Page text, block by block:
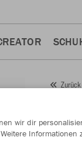
Zurück
wir dir
Informationen